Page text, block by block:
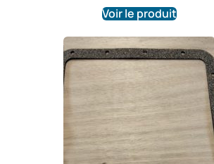
Voir le produit